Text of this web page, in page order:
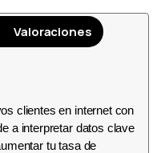
Valoraciones
clientes en internet con
a interpretar datos clave
tu tasa de